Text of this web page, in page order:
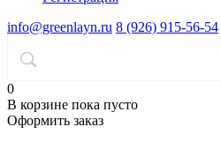
info@greenlayn.ru 8 (926) 915-56-54
0
В корзине пока пусто
Оформить заказ